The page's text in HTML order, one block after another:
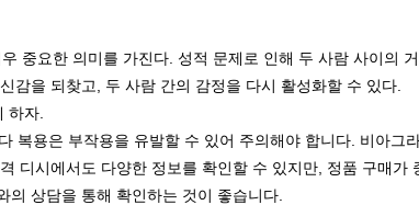
중요한 의미를 가진다. 성적 문제로 인해 두 사람 사이의
감을 되찾고, 두 사람 간의 감정을 다시 활성화할 수 있다.
하자.
복용은 부작용을 유발할 수 있어 주의해야 합니다. 비아
디시에서도 다양한 정보를 확인할 수 있지만, 정품 구매
상담을 통해 확인하는 것이 좋습니다.